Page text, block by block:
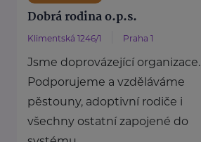
Dobrá rodina o.p.s.
Klimentská 1246/1 Praha 1
Jsme doprovázející organizace.
Podporujeme a vzděláváme
pěstouny, adoptivní rodiče i
všechny ostatní zapojené do